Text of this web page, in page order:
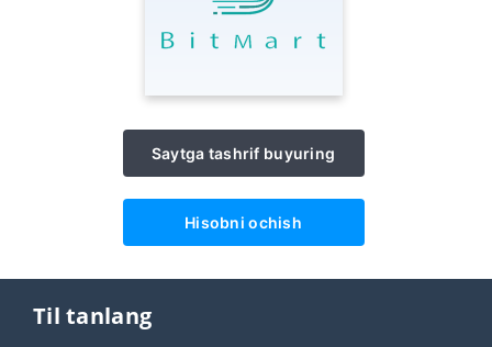
Saytga tashrif buyuring
Hisobni ochish
Til tanlang